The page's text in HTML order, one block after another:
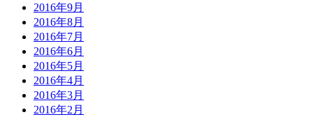
2016年9月
2016年8月
2016年7月
2016年6月
2016年5月
2016年4月
2016年3月
2016年2月